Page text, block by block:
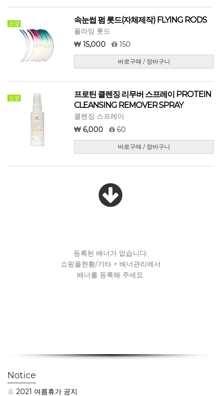
속눈썹 펌 롯드(자체제작) FLYING RODS
플라잉 롯드
15,000
150
바로구매 / 장바구니
프로틴 클렌징 리무버 스프레이 PROTEIN
CLEANSING REMOVER SPRAY
클렌징 스프레이
6,000
60
바로구매 / 장바구니
등록된 배너가 없습니다.
쇼핑몰현황/기타 > 배너관리에서
배너를 등록해 주세요.
Notice
2021 여름휴가 공지